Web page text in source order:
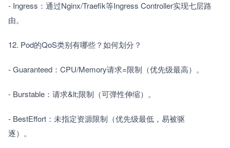
- Ingress：通过Nginx/Traefik等Ingress Controller实现七层路
由。
12. Pod的QoS类别有哪些？如何划分？
- Guaranteed：CPU/Memory请求=限制（优先级最高）。
- Burstable：请求&lt;限制（可弹性伸缩）。
- BestEffort：未指定资源限制（优先级最低，易被驱
逐）。